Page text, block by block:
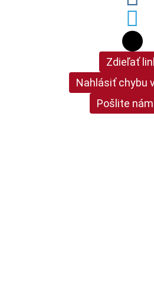
Zdieľať
Nahlásiť chybu
Pošlite